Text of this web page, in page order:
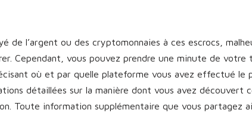
de l’argent ou des cryptomonnaies à ces escrocs,
Cependant, vous pouvez prendre une minute de votre
où et par quelle plateforme vous avez effectué le
détaillées sur la manière dont vous avez découvert
Toute information supplémentaire que vous partagez